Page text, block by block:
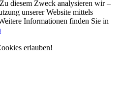
diesem Zweck analysieren wir –
unserer Website mittels
Informationen finden Sie in
erlauben!